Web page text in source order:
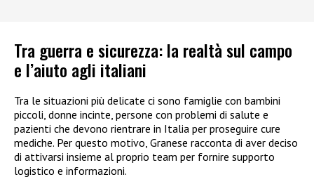
Tra guerra e sicurezza: la realtà sul campo
e l’aiuto agli italiani
Tra le situazioni più delicate ci sono famiglie con bambini
piccoli, donne incinte, persone con problemi di salute e
pazienti che devono rientrare in Italia per proseguire cure
mediche. Per questo motivo, Granese racconta di aver deciso
di attivarsi insieme al proprio team per fornire supporto
logistico e informazioni.